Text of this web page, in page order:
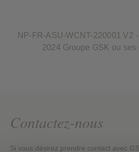
NP-FR-ASU-WCNT-220001 V2
2024 Groupe GSK ou ses
Contactez-nous
Si vous désirez prendre contact avec